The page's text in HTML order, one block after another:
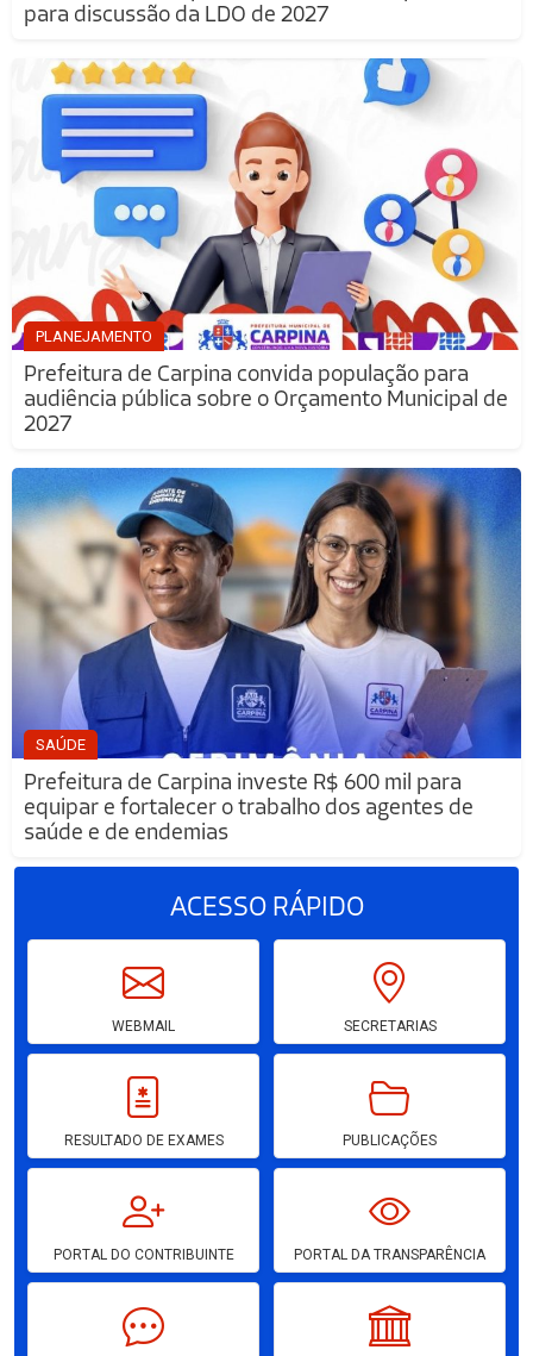
para discussão da LDO de 2027
PLANEJAMENTO
Prefeitura de Carpina convida população para
audiência pública sobre o Orçamento Municipal de
2027
SAÚDE
Prefeitura de Carpina investe R$ 600 mil para
equipar e fortalecer o trabalho dos agentes de
saúde e de endemias
ACESSORÁPIDO
WEBMAIL SECRETARIAS
RESULTADO DE EXAMES PUBLICAÇÕES
PORTAL DO CONTRIBUINTE PORTAL DA TRANSPARÊNCIA